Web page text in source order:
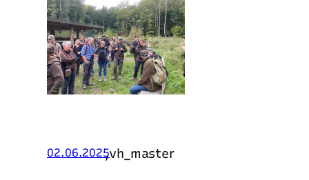
02.06.2025
,vh_master